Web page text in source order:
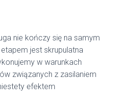
nie kończy się na samym
jest skrupulatna
w warunkach
związanych z zasilaniem
efektem